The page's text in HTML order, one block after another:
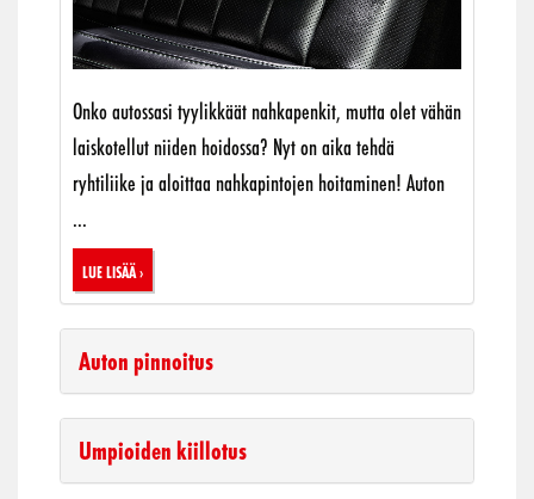
Onko autossasi tyylikkäät nahkapenkit, mutta olet vähän
laiskotellut niiden hoidossa? Nyt on aika tehdä
ryhtiliike ja aloittaa nahkapintojen hoitaminen! Auton
...
Lue lisää ›
Auton pinnoitus
Umpioiden kiillotus